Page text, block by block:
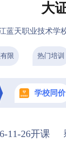
大
蓝天职业技术学
限 热门培训
学校同价
11-26开课